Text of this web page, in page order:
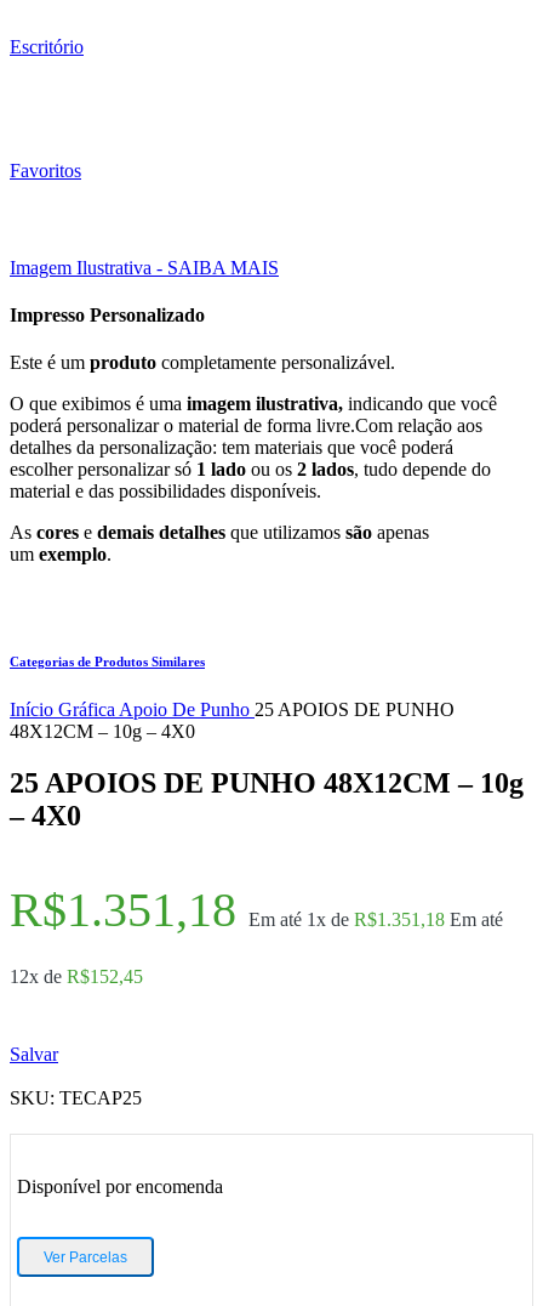
Escritório
Favoritos
Imagem Ilustrativa - SAIBA MAIS
Impresso Personalizado
Este é um produto completamente personalizável.
O que exibimos é uma imagem ilustrativa, indicando que você
poderá personalizar o material de forma livre.Com relação aos
detalhes da personalização: tem materiais que você poderá
escolher personalizar só 1 lado ou os 2 lados, tudo depende do
material e das possibilidades disponíveis.
As cores e demais detalhes que utilizamos são apenas
um exemplo.
Categorias de Produtos Similares
Início Gráfica Apoio De Punho 25 APOIOS DE PUNHO
48X12CM – 10g – 4X0
25 APOIOS DE PUNHO 48X12CM – 10g
– 4X0
R$1.351,18 Em até 1x de R$1.351,18 Em até
12x de R$152,45
Salvar
SKU: TECAP25
Disponível por encomenda
Ver Parcelas